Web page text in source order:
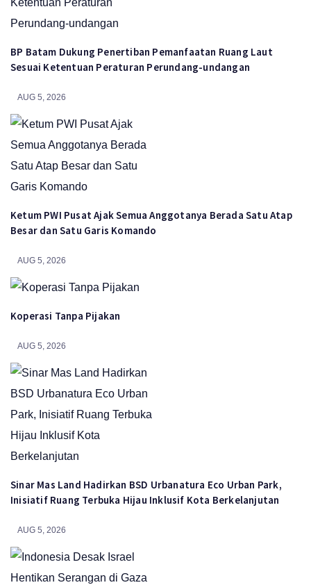
BP Batam Dukung Penertiban Pemanfaatan Ruang Laut
Sesuai Ketentuan Peraturan Perundang-undangan
AUG 5, 2026
Ketum PWI Pusat Ajak Semua Anggotanya Berada Satu Atap
Besar dan Satu Garis Komando
AUG 5, 2026
Koperasi Tanpa Pijakan
AUG 5, 2026
Sinar Mas Land Hadirkan BSD Urbanatura Eco Urban Park,
Inisiatif Ruang Terbuka Hijau Inklusif Kota Berkelanjutan
AUG 5, 2026